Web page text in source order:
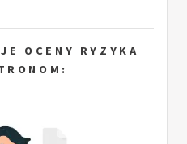
OCENY RYZYKA